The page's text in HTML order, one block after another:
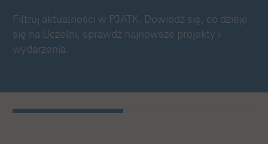
Filtruj aktualności w PJATK. Dowiedz się, co dzieje
się na Uczelni, sprawdź najnowsze projekty i
wydarzenia.